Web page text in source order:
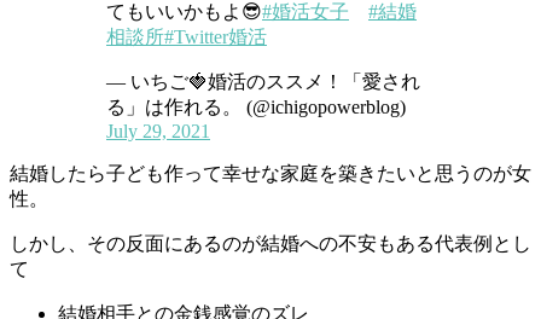
てもいいかもよ😎#婚活女子
#結婚
相談所#Twitter婚活
— いちご🍓婚活のススメ！「愛され
る」は作れる。 (@ichigopowerblog)
July 29, 2021
結婚したら子ども作って幸せな家庭を築きたいと思うのが女
性。
しかし、その反面にあるのが結婚への不安もある代表例とし
て
結婚相手との金銭感覚のズレ